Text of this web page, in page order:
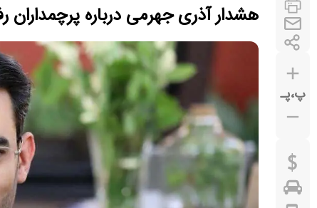
پ،پـ
هشدار آذری جهرمی درباره پرچمداران